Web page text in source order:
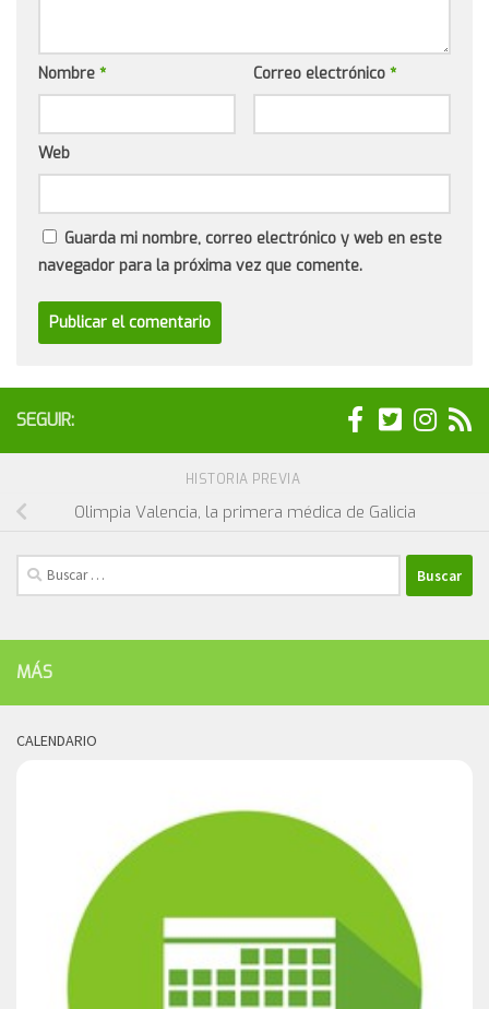
Nombre * Correo electrónico *
Web
Guarda mi nombre, correo electrónico y web en este
navegador para la próxima vez que comente.
SEGUIR:
HISTORIA PREVIA
Olimpia Valencia, la primera médica de Galicia
Buscar:
MÁS
CALENDARIO